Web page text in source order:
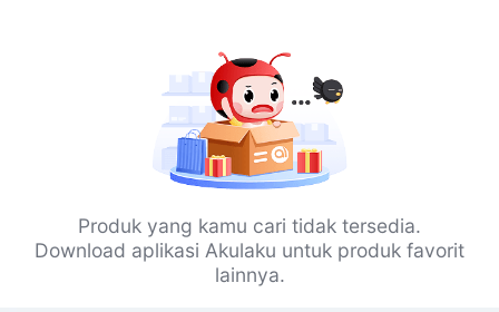
Produk yang kamu cari tidak tersedia.
Download aplikasi Akulaku untuk produk favorit
lainnya.